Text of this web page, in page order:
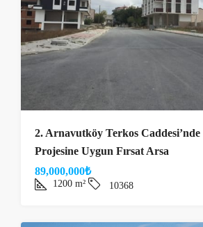
2. Arnavutköy Terkos Caddesi’nde
Projesine Uygun Fırsat Arsa
89,000,000₺
1200 m² 10368